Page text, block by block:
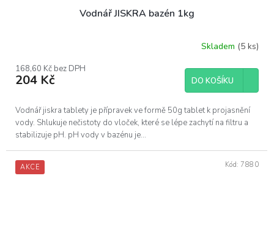
Vodnář JISKRA bazén 1kg
Skladem (5 ks)
168,60 Kč bez DPH
204 Kč DO KOŠÍKU
Vodnář jiskra tablety je přípravek ve formě 50g tablet k projasnění
vody. Shlukuje nečistoty do vloček, které se lépe zachytí na filtru a
stabilizuje pH. pH vody v bazénu je...
AKCE Kód: 7880